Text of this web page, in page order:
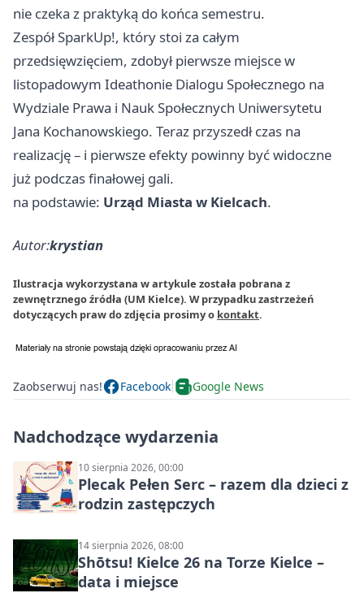
nie czeka z praktyką do końca semestru.
Zespół SparkUp!, który stoi za całym
przedsięwzięciem, zdobył pierwsze miejsce w
listopadowym Ideathonie Dialogu Społecznego na
Wydziale Prawa i Nauk Społecznych Uniwersytetu
Jana Kochanowskiego. Teraz przyszedł czas na
realizację – i pierwsze efekty powinny być widoczne
już podczas finałowej gali.
na podstawie: Urząd Miasta w Kielcach.
Autor:krystian
Ilustracja wykorzystana w artykule została pobrana z
zewnętrznego źródła (UM Kielce). W przypadku zastrzeżeń
dotyczących praw do zdjęcia prosimy o kontakt.
Zaobserwuj nas! Facebook Google News
Nadchodzące wydarzenia
10 sierpnia 2026, 00:00
Plecak Pełen Serc – razem dla dzieci z
rodzin zastępczych
14 sierpnia 2026, 08:00
Shōtsu! Kielce 26 na Torze Kielce –
data i miejsce